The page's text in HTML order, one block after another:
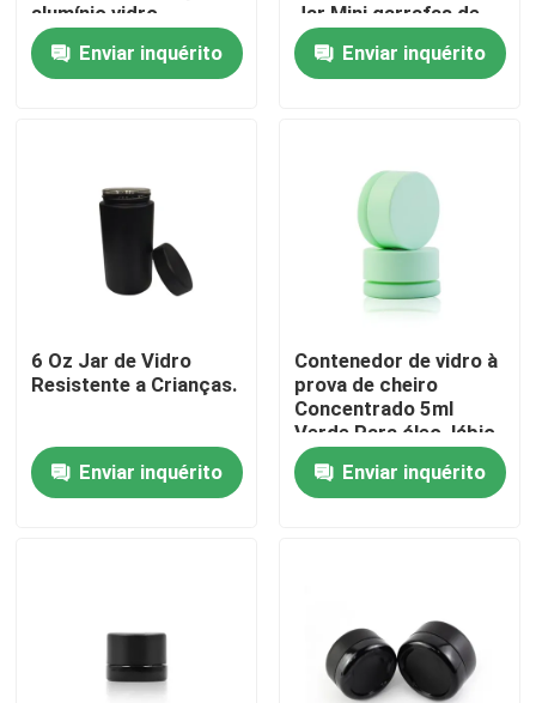
Casa
Produtos
Sobre nós
Controle da qualidade
Contacte-nos
Frascos de vidro do concentrado
alumínio vidro
recipiente de
concentrado
Enviar inquérito
Jar Mini garrafas de
creme Cosméticos
Negro recipientes
frascos com tampa
Enviar inquérito
6 Oz Jar de Vidro
Resistente a Crianças.
Enviar inquérito
Contenedor de vidro à
prova de cheiro
Concentrado 5ml
Verde Para óleo, lábio,
bálsamo cosmético,
loção, creme
Enviar inquérito